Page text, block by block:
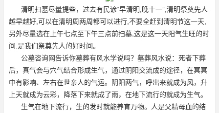
清明扫墓尽量提些，过去有民谚“早清明,晚十一”,清明祭奠先人
越早越好,可以在清明周两周都可以进行,不要全赶到清明节这一天,
另外尽量选在上午七点至下午三点前扫墓,这是这一天阳气生旺的时
间,是我们祭奠先人的好时间。
公墓咨询网告诉你墓葬有风水学说吗？墓葬风水说：死者下葬
后，真气会与穴气结合形成生气，通过阴阳交流成的途径，在冥冥
中有影响、左右在世亲人的气运。阴阳两气，呼出来就成为风，升
上天就成为云彩，降落下来就成了雨，在地下流行的就成为生气。
生气在地下流行，生的发时就能养育万物。人是父精母血的结